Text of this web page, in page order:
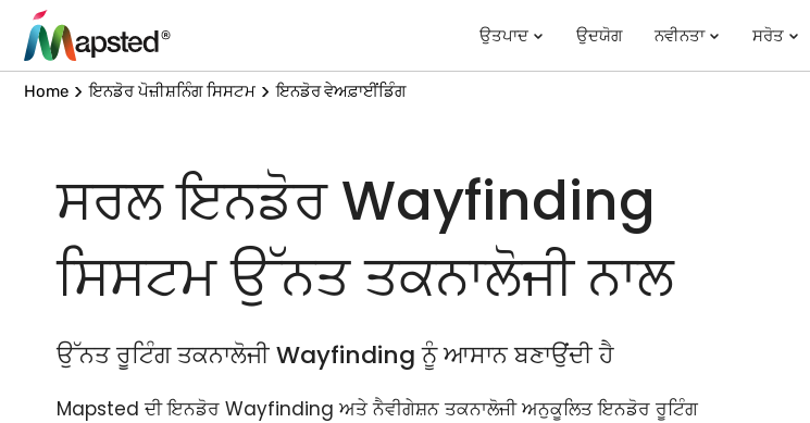
ਉਤਪਾਦ ਉਦਯੋਗ ਨਵੀਨਤਾ ਸਰੋਤ
Home ਇਨਡੋਰ ਪੋਜ਼ੀਸ਼ਨਿੰਗ ਸਿਸਟਮ ਇਨਡੋਰ ਵੇਅਫ਼ਾਈਂਡਿੰਗ
ਸਰਲ ਇਨਡੋਰ Wayfinding
ਸਿਸਟਮ ਉੱਨਤ ਤਕਨਾਲੋਜੀ ਨਾਲ
ਉੱਨਤ ਰੂਟਿੰਗ ਤਕਨਾਲੋਜੀ Wayfinding ਨੂੰ ਆਸਾਨ ਬਣਾਉਂਦੀ ਹੈ
Mapsted ਦੀ ਇਨਡੋਰ Wayfinding ਅਤੇ ਨੈਵੀਗੇਸ਼ਨ ਤਕਨਾਲੋਜੀ ਅਨੁਕੂਲਿਤ ਇਨਡੋਰ ਰੂਟਿੰਗ